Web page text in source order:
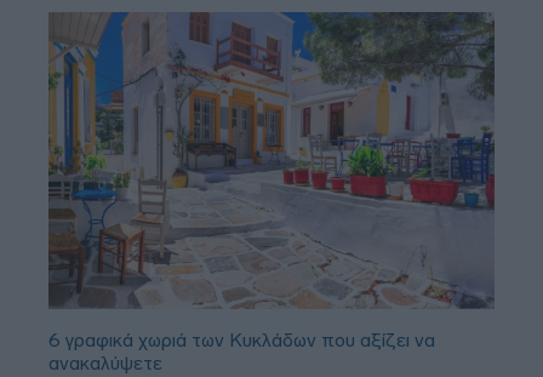
6 γραφικά χωριά των Κυκλάδων που αξίζει να
ανακαλύψετε